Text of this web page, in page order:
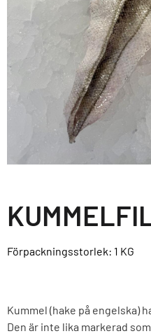
Förpackningsstorlek: 1 KG
Kummel (hake på engelska)
Den är inte lika markerad